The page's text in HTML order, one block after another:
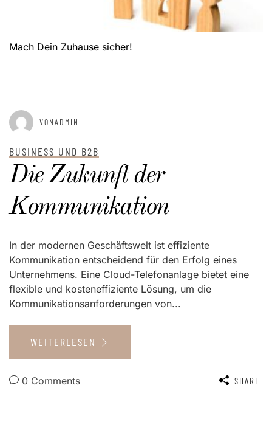
Mach Dein Zuhause sicher!
GEPOSTET AM
VONADMIN
BUSINESS UND B2B
Die Zukunft der
Kommunikation
In der modernen Geschäftswelt ist effiziente
Kommunikation entscheidend für den Erfolg eines
Unternehmens. Eine Cloud-Telefonanlage bietet eine
flexible und kosteneffiziente Lösung, um die
Kommunikationsanforderungen von...
WEITERLESEN
0 Comments SHARE